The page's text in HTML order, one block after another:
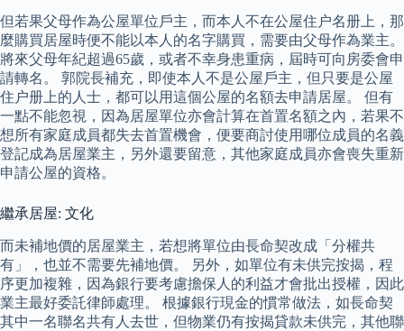
但若果父母作為公屋單位戶主，而本人不在公屋住户名册上，那
麼購買居屋時便不能以本人的名字購買，需要由父母作為業主。
將來父母年紀超過65歲，或者不幸身患重病，屆時可向房委會申
請轉名。 郭院長補充，即使本人不是公屋戶主，但只要是公屋
住户册上的人士，都可以用這個公屋的名額去申請居屋。 但有
一點不能忽視，因為居屋單位亦會計算在首置名額之內，若果不
想所有家庭成員都失去首置機會，便要商討使用哪位成員的名義
登記成為居屋業主，另外還要留意，其他家庭成員亦會喪失重新
申請公屋的資格。
繼承居屋: 文化
而未補地價的居屋業主，若想將單位由長命契改成「分權共
有」，也並不需要先補地價。 另外，如單位有未供完按揭，程
序更加複雜，因為銀行要考慮擔保人的利益才會批出授權，因此
業主最好委託律師處理。 根據銀行現金的慣常做法，如長命契
其中一名聯名共有人去世，但物業仍有按揭貸款未供完，其他聯